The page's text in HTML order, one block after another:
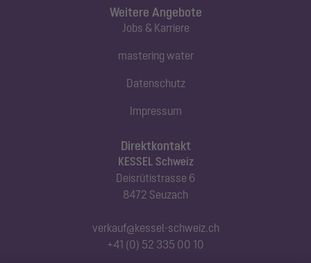
Direktkontakt
KESSEL Schweiz
Deisrütistrasse 6
8472 Seuzach
verkauf@kessel-schweiz.ch
+41 (0) 52 335 00 10
Weitere Angebote
Jobs & Karriere
mastering water
Datenschutz
Impressum